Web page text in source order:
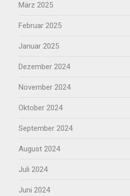
März 2025
Februar 2025
Januar 2025
Dezember 2024
November 2024
Oktober 2024
September 2024
August 2024
Juli 2024
Juni 2024